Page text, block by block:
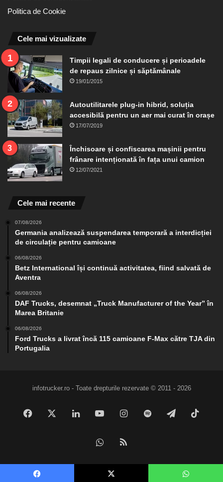
Politica de Cookie
Cele mai vizualizate
Timpii legali de conducere și perioadele
de repaus zilnice și săptămânale
19/01/2015
Autoutilitarele plug-in hibrid, soluția
accesibilă pentru un aer mai curat în orașe
17/07/2019
Închisoare și confiscarea mașinii pentru
frânare intenționată în fața unui camion
12/07/2021
Cele mai recente
07/08/2026
Germania analizează suspendarea temporară a interdicției
de circulație pentru camioane
06/08/2026
Betz International își continuă activitatea, fiind salvată de
Aventra
06/08/2026
DAF Trucks, desemnat „Truck Manufacturer of the Year” în
Marea Britanie
06/08/2026
Ford Trucks a livrat încă 115 camioane F-Max către TJA din
Portugalia
infotrucker.ro - Toate drepturile rezervate © 2011 - 2026
Facebook LinkedInYouTubeInstagram
Spotify Telegram
WhatsApp